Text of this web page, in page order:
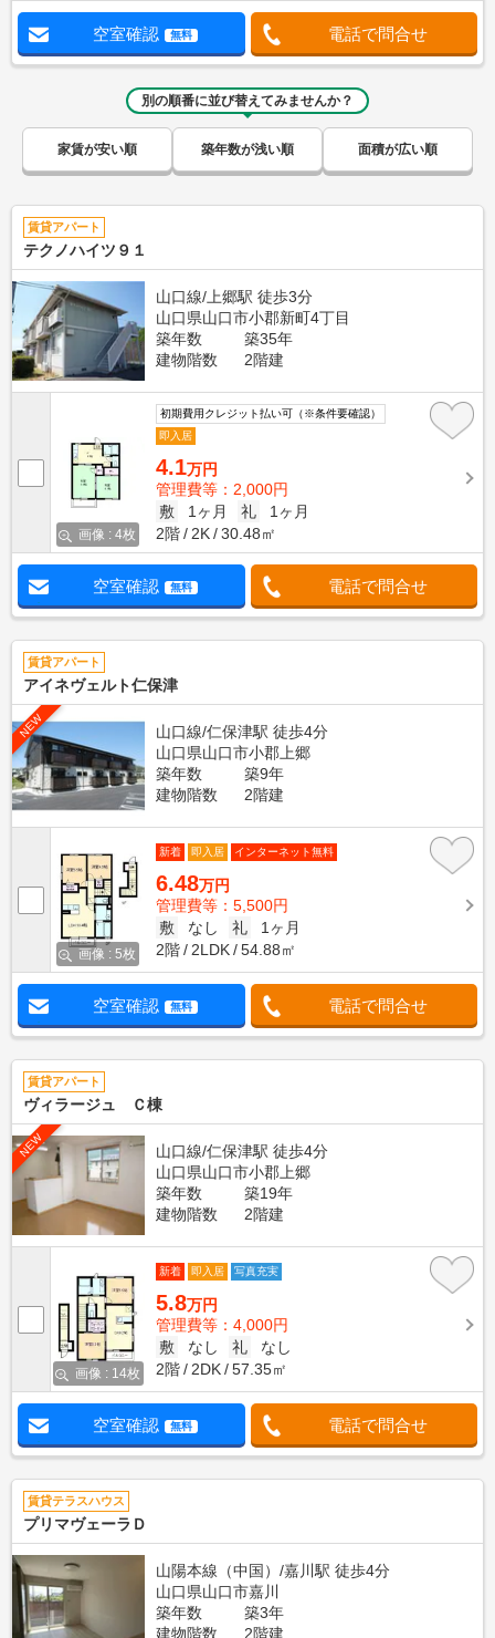
空室確認 無料 電話で問合せ
別の順番に並び替えてみませんか？
家賃が安い順 築年数が浅い順 面積が広い順
賃貸アパート
テクノハイツ９１
山口線/上郷駅 徒歩3分
山口県山口市小郡新町4丁目
築年数
築35年
建物階数
2階建
画像 : 4枚
初期費用クレジット払い可（※条件要確認）
即入居
4.1万円
管理費等：2,000円
敷
1ヶ月 礼
1ヶ月
2階
2K 30.48㎡
空室確認 無料 電話で問合せ
賃貸アパート
アイネヴェルト仁保津
NEW
山口線/仁保津駅 徒歩4分
山口県山口市小郡上郷
築年数
築9年
建物階数
2階建
画像 : 5枚
新着 即入居 インターネット無料
6.48万円
管理費等：5,500円
敷
なし 礼
1ヶ月
2階
2LDK 54.88㎡
空室確認 無料 電話で問合せ
賃貸アパート
ヴィラージュ Ｃ棟
NEW
山口線/仁保津駅 徒歩4分
山口県山口市小郡上郷
築年数
築19年
建物階数
2階建
画像 : 14枚
新着 即入居 写真充実
5.8万円
管理費等：4,000円
敷
なし 礼
なし
2階
2DK 57.35㎡
空室確認 無料 電話で問合せ
賃貸テラスハウス
プリマヴェーラＤ
山陽本線（中国）/嘉川駅 徒歩4分
山口県山口市嘉川
築年数
築3年
建物階数
2階建